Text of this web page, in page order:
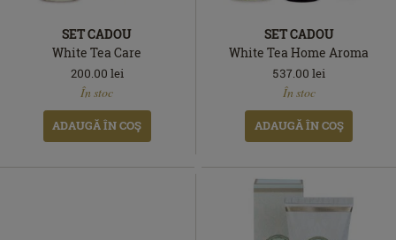
SET CADOU
White Tea Care
200.00 lei
În stoc
ADAUGĂ ÎN COŞ
SET CADOU
White Tea Home Aroma
537.00 lei
În stoc
ADAUGĂ ÎN COŞ